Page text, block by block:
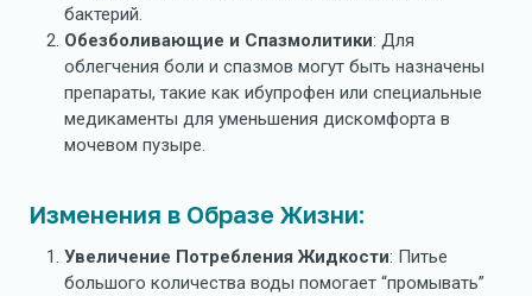
бактерий.
Обезболивающие и Спазмолитики: Для
облегчения боли и спазмов могут быть назначены
препараты, такие как ибупрофен или специальные
медикаменты для уменьшения дискомфорта в
мочевом пузыре.
Изменения в Образе Жизни:
Увеличение Потребления Жидкости: Питье
большого количества воды помогает “промывать”